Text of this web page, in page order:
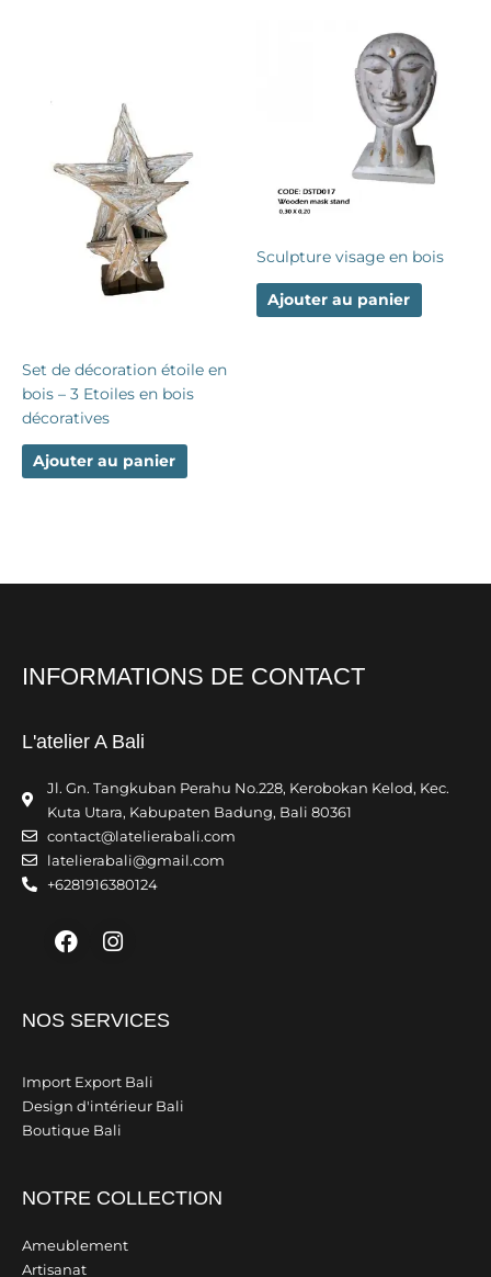
Set de décoration étoile en
bois – 3 Etoiles en bois
décoratives
Ajouter au panier
Sculpture visage en bois
Ajouter au panier
INFORMATIONS DE CONTACT
L'atelier A Bali
Jl. Gn. Tangkuban Perahu No.228, Kerobokan Kelod, Kec.
Kuta Utara, Kabupaten Badung, Bali 80361
contact@latelierabali.com
latelierabali@gmail.com
+6281916380124
Facebook
Instagram
NOS SERVICES
Import Export Bali
Design d'intérieur Bali
Boutique Bali
NOTRE COLLECTION
Ameublement
Artisanat